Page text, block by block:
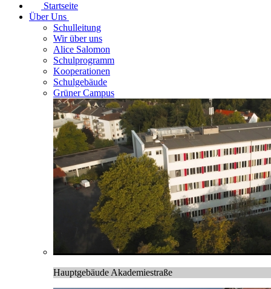
Startseite
Über Uns
Schulleitung
Wir über uns
Alice Salomon
Schulprogramm
Kooperationen
Schulgebäude
Grüner Campus
Hauptgebäude Akademiestraße